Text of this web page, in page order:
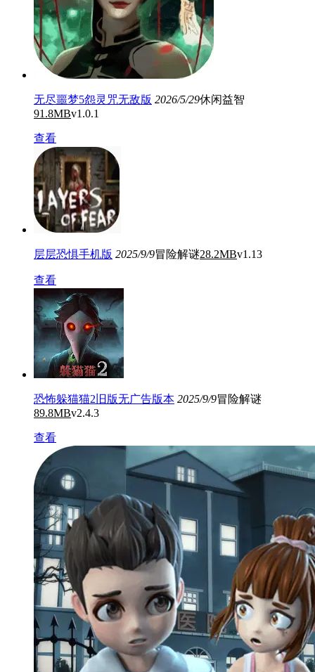
无尽噩梦5怨灵咒无敌版 2026/5/29休闲益智
91.8MBv1.0.1
查看
层层恐惧手机版 2025/9/9冒险解谜28.2MBv1.13
查看
恐怖躲猫猫2旧版无广告版本 2025/9/9冒险解谜
89.8MBv2.4.3
查看